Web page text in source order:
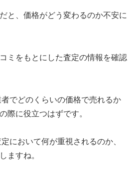
と、価格がどう変わるのか不安に
ミをもとにした査定の情報を確認
でどのくらいの価格で売れるか
際に役立つはずです。
において何が重視されるのか、
ますね。